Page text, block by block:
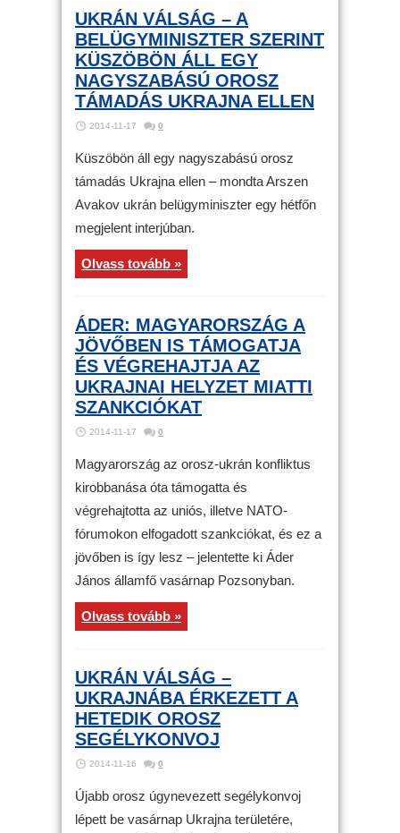
UKRÁN VÁLSÁG – A
BELÜGYMINISZTER SZERINT
KÜSZÖBÖN ÁLL EGY
NAGYSZABÁSÚ OROSZ
TÁMADÁS UKRAJNA ELLEN
2014-11-17 0
Küszöbön áll egy nagyszabású orosz
támadás Ukrajna ellen – mondta Arszen
Avakov ukrán belügyminiszter egy hétfőn
megjelent interjúban.
Olvass tovább »
ÁDER: MAGYARORSZÁG A
JÖVŐBEN IS TÁMOGATJA
ÉS VÉGREHAJTJA AZ
UKRAJNAI HELYZET MIATTI
SZANKCIÓKAT
2014-11-17 0
Magyarország az orosz-ukrán konfliktus
kirobbanása óta támogatta és
végrehajtotta az uniós, illetve NATO-
fórumokon elfogadott szankciókat, és ez a
jövőben is így lesz – jelentette ki Áder
János államfő vasárnap Pozsonyban.
Olvass tovább »
UKRÁN VÁLSÁG –
UKRAJNÁBA ÉRKEZETT A
HETEDIK OROSZ
SEGÉLYKONVOJ
2014-11-16 0
Újabb orosz úgynevezett segélykonvoj
lépett be vasárnap Ukrajna területére,